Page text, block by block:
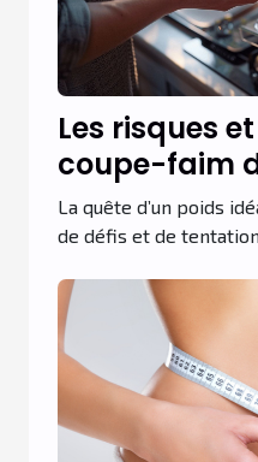
Les risques
coupe-faim
du poids
La quête d’un poids
de défis et de